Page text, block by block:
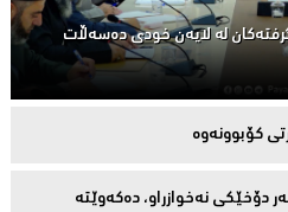
لە لایەن خودی دەسەڵات
كۆبوونه‌وه‌
دۆخێکی نەخوازراو، دەكەوێتە